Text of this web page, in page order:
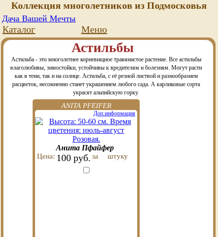
Коллекция многолетников из Подмосковья
Дача Вашей Мечты
Каталог Меню
Астильбы
Астильба - это многолетнее корневищное травянистое растение. Все астильбы
влаголюбивы, зимостойки, устойчивы к вредителям и болезням. Могут расти
как в тени, так и на солнце. Астильба, с её резной листвой и разнообразием
расцветок, несомненно станет украшением любого сада. А карликовые сорта
украсят альпийскую горку.
ANITA PFEIFER
Доп.информация
Анита Пфайфер
Цена: 100 руб. за штуку